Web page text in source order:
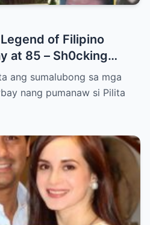
Legend of Filipino
at 85 – Sh0cking
ang sumalubong sa mga
nang pumanaw si Pilita